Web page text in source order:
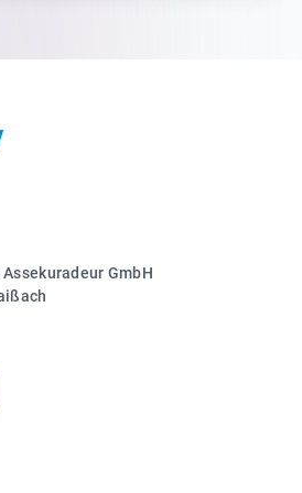
kompetenter Kontakt. Vielen
GmbH